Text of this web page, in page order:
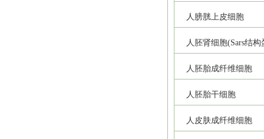
人膀胱上皮细胞
人胚肾细胞(Sars结
人胚胎成纤维细胞
人胚胎干细胞
人皮肤成纤维细胞